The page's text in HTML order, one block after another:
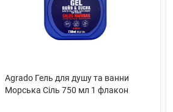
Agrado Гель для душу та ванни
Морська Сіль 750 мл 1 флакон